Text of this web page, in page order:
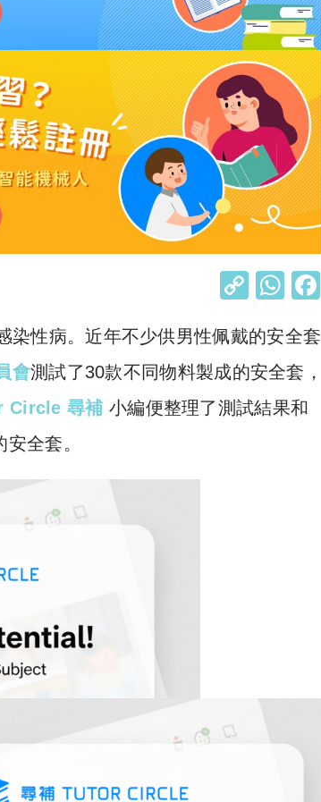
C
p
y
Li
W
at
s
A
染性病。近年不少供男性佩戴的安全套
會測試了30款不同物料製成的安全套，
Circle 尋補 小編便整理了測試結果和
全套。